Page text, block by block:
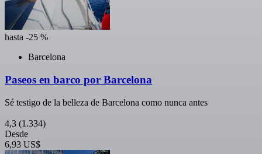
hasta -25 %
Barcelona
Paseos en barco por Barcelona
Sé testigo de la belleza de Barcelona como nunca antes
4,3 (1.334)
Desde
6,93 US$